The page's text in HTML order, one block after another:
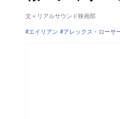
文＝リアルサウンド映画部
エイリアン
アレックス・ローサ